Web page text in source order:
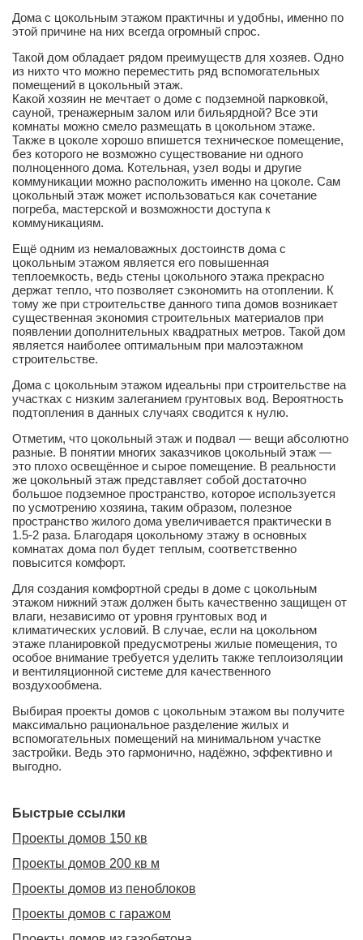
Дома с цокольным этажом практичны и удобны, именно по
этой причине на них всегда огромный спрос.
Такой дом обладает рядом преимуществ для хозяев. Одно
из нихто что можно переместить ряд вспомогательных
помещений в цокольный этаж.
Какой хозяин не мечтает о доме с подземной парковкой,
сауной, тренажерным залом или бильярдной? Все эти
комнаты можно смело размещать в цокольном этаже.
Также в цоколе хорошо впишется техническое помещение,
без которого не возможно существование ни одного
полноценного дома. Котельная, узел воды и другие
коммуникации можно расположить именно на цоколе. Сам
цокольный этаж может использоваться как сочетание
погреба, мастерской и возможности доступа к
коммуникациям.
Ещё одним из немаловажных достоинств дома с
цокольным этажом является его повышенная
теплоемкость, ведь стены цокольного этажа прекрасно
держат тепло, что позволяет сэкономить на отоплении. К
тому же при строительстве данного типа домов возникает
существенная экономия строительных материалов при
появлении дополнительных квадратных метров. Такой дом
является наиболее оптимальным при малоэтажном
строительстве.
Дома с цокольным этажом идеальны при строительстве на
участках с низким залеганием грунтовых вод. Вероятность
подтопления в данных случаях сводится к нулю.
Отметим, что цокольный этаж и подвал — вещи абсолютно
разные. В понятии многих заказчиков цокольный этаж —
это плохо освещённое и сырое помещение. В реальности
же цокольный этаж представляет собой достаточно
большое подземное пространство, которое используется
по усмотрению хозяина, таким образом, полезное
пространство жилого дома увеличивается практически в
1.5-2 раза. Благодаря цокольному этажу в основных
комнатах дома пол будет теплым, соответственно
повысится комфорт.
Для создания комфортной среды в доме с цокольным
этажом нижний этаж должен быть качественно защищен от
влаги, независимо от уровня грунтовых вод и
климатических условий. В случае, если на цокольном
этаже планировкой предусмотрены жилые помещения, то
особое внимание требуется уделить также теплоизоляции
и вентиляционной системе для качественного
воздухообмена.
Выбирая проекты домов с цокольным этажом вы получите
максимально рациональное разделение жилых и
вспомогательных помещений на минимальном участке
застройки. Ведь это гармонично, надёжно, эффективно и
выгодно.
Быстрые ссылки
Проекты домов 150 кв
Проекты домов 200 кв м
Проекты домов из пеноблоков
Проекты домов с гаражом